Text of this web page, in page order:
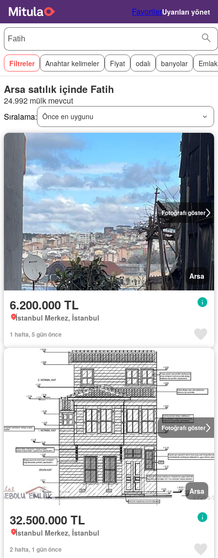
FavorilerUyarıları yönet
Filtreler Anahtar kelimeler Fiyat odalı banyolar
Arsa satılık içinde Fatih
24.992 mülk mevcut
Sıralama: Önce en uygunu
Fotoğrafı göster
Arsa
6.200.000 TL
İstanbul Merkez, İstanbul
1 hafta, 5 gün önce
Fotoğrafı göster
Arsa
32.500.000 TL
İstanbul Merkez, İstanbul
2 hafta, 1 gün önce